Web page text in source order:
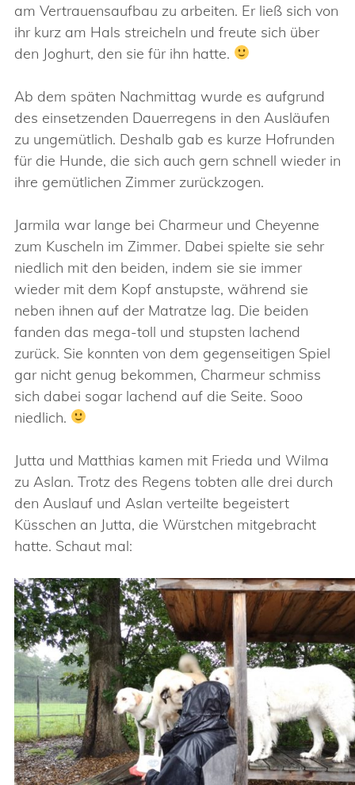
am Vertrauensaufbau zu arbeiten. Er ließ sich von
ihr kurz am Hals streicheln und freute sich über
den Joghurt, den sie für ihn hatte.
Ab dem späten Nachmittag wurde es aufgrund
des einsetzenden Dauerregens in den Ausläufen
zu ungemütlich. Deshalb gab es kurze Hofrunden
für die Hunde, die sich auch gern schnell wieder in
ihre gemütlichen Zimmer zurückzogen.
Jarmila war lange bei Charmeur und Cheyenne
zum Kuscheln im Zimmer. Dabei spielte sie sehr
niedlich mit den beiden, indem sie sie immer
wieder mit dem Kopf anstupste, während sie
neben ihnen auf der Matratze lag. Die beiden
fanden das mega-toll und stupsten lachend
zurück. Sie konnten von dem gegenseitigen Spiel
gar nicht genug bekommen, Charmeur schmiss
sich dabei sogar lachend auf die Seite. Sooo
niedlich.
Jutta und Matthias kamen mit Frieda und Wilma
zu Aslan. Trotz des Regens tobten alle drei durch
den Auslauf und Aslan verteilte begeistert
Küsschen an Jutta, die Würstchen mitgebracht
hatte. Schaut mal: